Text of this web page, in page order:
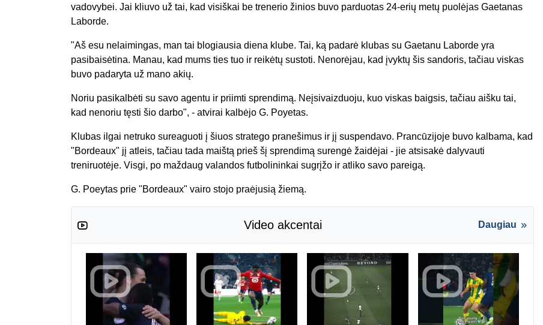
vadovybei. Jai kliuvo už tai, kad visiškai be trenerio žinios buvo parduotas 24-erių metų puolėjas Gaetanas
Laborde.
"Aš esu nelaimingas, man tai blogiausia diena klube. Tai, ką padarė klubas su Gaetanu Laborde yra
pasibaisėtina. Manau, kad mums ties tuo ir reikėtų sustoti. Nenorėjau, kad įvyktų šis sandoris, tačiau viskas
buvo padaryta už mano akių.
Noriu pasikalbėti su savo agentu ir priimti sprendimą. Neįsivaizduoju, kuo viskas baigsis, tačiau aišku tai,
kad nenoriu tęsti šio darbo", - atvirai kalbėjo G. Poyetas.
Klubas ilgai netruko sureaguoti į šiuos stratego pranešimus ir jį suspendavo. Prancūzijoje buvo kalbama, kad
"Bordeaux" jį atleis, tačiau tada maištą prieš šį sprendimą surengė žaidėjai - jie atsisakė dalyvauti
treniruotėje. Visgi, po maždaug valandos futbolininkai sugrįžo ir atliko savo pareigą.
G. Poeytas prie "Bordeaux" vairo stojo praėjusią žiemą.
Video akcentai Daugiau